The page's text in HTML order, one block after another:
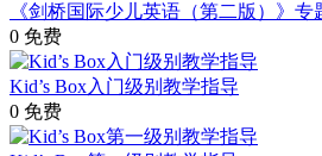
《剑桥国际少儿英语（第二版）》
0 免费
Kid’s Box入门级别教学指导
0 免费